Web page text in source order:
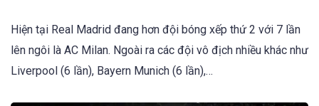
Hiện tại Real Madrid đang hơn đội bóng xếp thứ 2 với 7 lần
lên ngôi là AC Milan. Ngoài ra các đội vô địch nhiều khác như
Liverpool (6 lần), Bayern Munich (6 lần),…